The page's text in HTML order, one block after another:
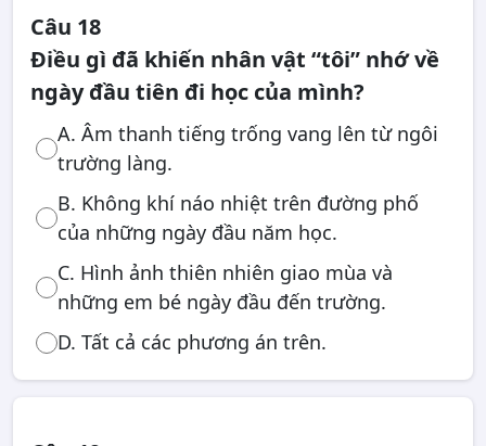
Câu 18
Điều gì đã khiến nhân vật “tôi” nhớ về
ngày đầu tiên đi học của mình?
A. Âm thanh tiếng trống vang lên từ ngôi
trường làng.
B. Không khí náo nhiệt trên đường phố
của những ngày đầu năm học.
C. Hình ảnh thiên nhiên giao mùa và
những em bé ngày đầu đến trường.
D. Tất cả các phương án trên.